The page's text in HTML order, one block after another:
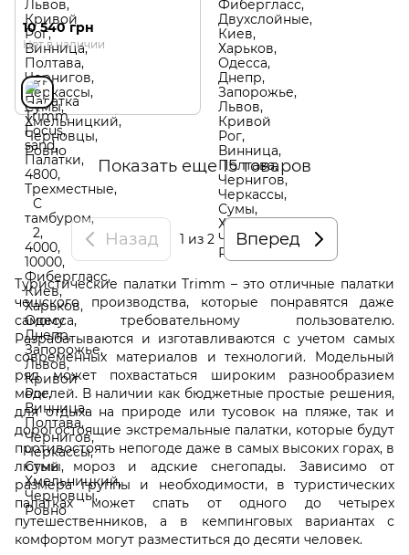
10 540 грн
Нет в наличии
Показать еще 15 товаров
Назад 1 из 2 Вперед
Туристические палатки Trimm – это отличные палатки
чешского производства, которые понравятся даже
самому требовательному пользователю.
Разрабатываются и изготавливаются с учетом самых
современных материалов и технологий. Модельный
ряд может похвастаться широким разнообразием
моделей. В наличии как бюджетные простые решения,
для отдыха на природе или тусовок на пляже, так и
дорогостоящие экстремальные палатки, которые будут
противостоять непогоде даже в самых высоких горах, в
лютый мороз и адские снегопады. Зависимо от
размера группы и необходимости, в туристических
палатках может спать от одного до четырех
путешественников, а в кемпинговых вариантах с
комфортом могут разместиться до десяти человек.